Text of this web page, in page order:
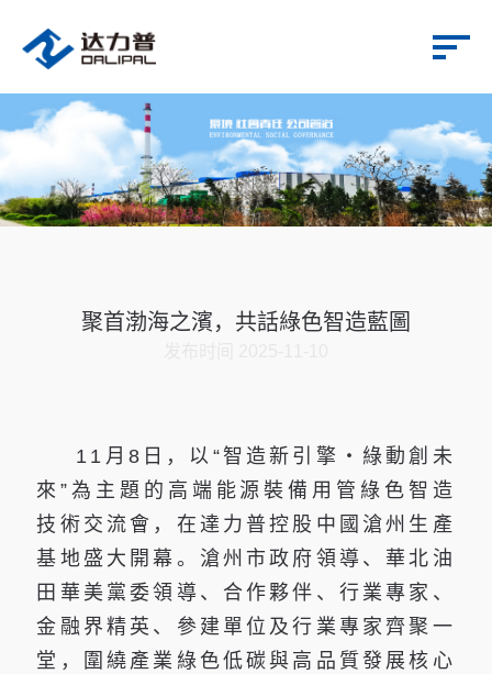
聚首渤海之濱，共話綠色智造藍圖
11月8日，以“智造新引擎・綠動創未
來”為主題的高端能源裝備用管綠色智造
技術交流會，在達力普控股中國滄州生產
基地盛大開幕。滄州市政府領導、華北油
田華美黨委領導、合作夥伴、行業專家、
金融界精英、參建單位及行業專家齊聚一
堂，圍繞產業綠色低碳與高品質發展核心